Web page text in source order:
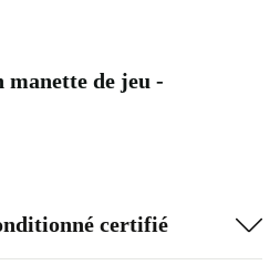
de jeu -
certifié